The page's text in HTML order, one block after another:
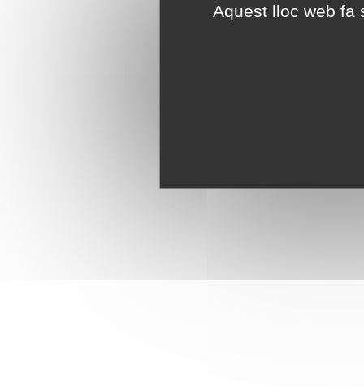
Aquest lloc web fa